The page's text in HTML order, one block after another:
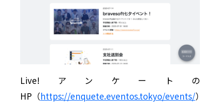
Live!アンケートの
HP（https://enquete.eventos.tokyo/events/）